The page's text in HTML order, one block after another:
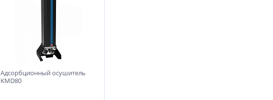
Адсорбционный осушитель
KMD80